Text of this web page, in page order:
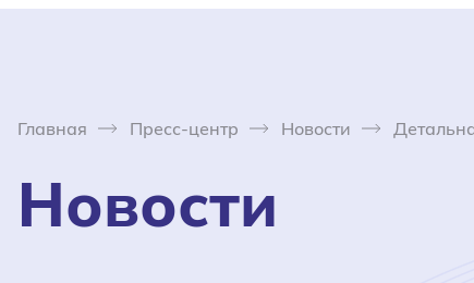
Главная Пресс-центр Новости
Новости